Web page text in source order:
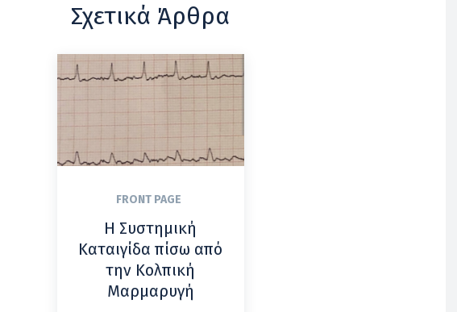
Σχετικά Άρθρα
FRONT PAGE
Η Συστημική
Καταιγίδα πίσω από
την Κολπική
Μαρμαρυγή